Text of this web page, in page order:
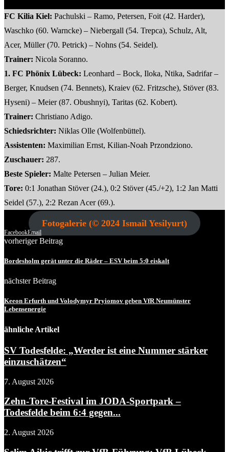
FC Kilia Kiel: Pachulski – Ramo, Petersen, Foit (42. Harder),
Waschko (60. Warncke) – Niebergall (54. Trepca), Schulz, Alt,
Acer, Müller (70. Petrick) – Nohns (54. Seidel).
Trainer: Nicola Soranno.
1. FC Phönix Lübeck: Leonhard – Bock, Iloka, Ntika, Sadrifar –
Berger, Knudsen (74. Bennets), Kraiev (62. Fritzsche), Stöver (83.
Hyseni) – Meier (87. Obushnyi), Taritas (62. Kobert).
Trainer: Christiano Adigo.
Schiedsrichter: Niklas Olle (Wolfenbüttel).
Assistenten: Maximilian Ernst, Kilian-Noah Przondziono.
Zuschauer: 287.
Beste Spieler: Malte Petersen – Julian Meier.
Tore: 0:1 Jonathan Stöver (24.), 0:2 Stöver (45./+2), 1:2 Jan Matti
Seidel (57.), 2:2 Rezan Acer (69.).
Fotogalerie (© 2024 Ismail Yesilyurt)
FacebookEmail
vorheriger Beitrag
Bordesholm gerät unter die Räder – ESV beim 5:0 eiskalt
nächster Beitrag
Keeon Erfurth und Volodymyr Pryiomov geben VfR Neumünster
Lebensenergie
ähnliche Artikel
SV Todesfelde: „Werder ist eine Nummer stärker
einzuschätzen“
7. August 2026
Zehn-Tore-Festival im JODA-Sportpark –
Todesfelde beim 6:4 gegen...
2. August 2026